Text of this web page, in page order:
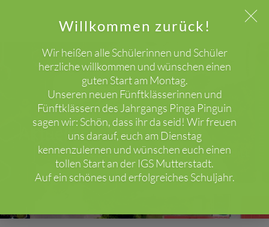
Willkommen zurück!
Wir heißen alle Schülerinnen und Schüler
herzliche willkommen und wünschen einen
guten Start am Montag.
Unseren neuen Fünftklässerinnen und
Fünftklässern des Jahrgangs Pinga Pinguin
sagen wir: Schön, dass ihr da seid! Wir freuen
uns darauf, euch am Dienstag
kennenzulernen und wünschen euch einen
tollen Start an der IGS Mutterstadt.
Auf ein schönes und erfolgreiches Schuljahr.
Aktuelles
HOME BLOG PROWO - SPORT & SPIEL